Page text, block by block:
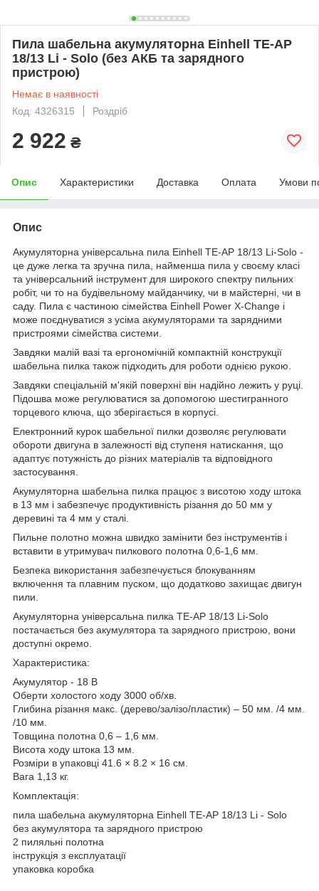
Пила шабельна акумуляторна Einhell TE-AP
18/13 Li - Solo (без АКБ та зарядного
пристрою)
Немає в наявності
Код: 4326315
Роздріб
2 922 ₴
Опис Характеристики Доставка Оплата Умови
Опис
Акумуляторна універсальна пила Einhell TE-AP 18/13 Li-Solo -
це дуже легка та зручна пила, найменша пила у своєму класі
та універсальний інструмент для широкого спектру пильних
робіт, чи то на будівельному майданчику, чи в майстерні, чи в
саду. Пила є частиною сімейства Einhell Power X-Change і
може поєднуватися з усіма акумуляторами та зарядними
пристроями сімейства системи.
Завдяки малій вазі та ергономічній компактній конструкції
шабельна пилка також підходить для роботи однією рукою.
Завдяки спеціальній м'якій поверхні він надійно лежить у руці.
Підошва може регулюватися за допомогою шестигранного
торцевого ключа, що зберігається в корпусі.
Електронний курок шабельної пилки дозволяє регулювати
обороти двигуна в залежності від ступеня натискання, що
адаптує потужність до різних матеріалів та відповідного
застосування.
Акумуляторна шабельна пилка працює з висотою ходу штока
в 13 мм і забезпечує продуктивність різання до 50 мм у
деревині та 4 мм у сталі.
Пильне полотно можна швидко замінити без інструментів і
вставити в утримувач пилкового полотна 0,6-1,6 мм.
Безпека використання забезпечується блокуванням
включення та плавним пуском, що додатково захищає двигун
пили.
Акумуляторна універсальна пилка TE-AP 18/13 Li-Solo
постачається без акумулятора та зарядного пристрою, вони
доступні окремо.
Характеристика:
Акумулятор - 18 В
Оберти холостого ходу 3000 об/хв.
Глибина різання макс. (дерево/залізо/пластик) – 50 мм. /4 мм.
/10 мм.
Товщина полотна 0,6 – 1,6 мм.
Висота ходу штока 13 мм.
Розміри в упаковці 41.6 × 8.2 × 16 см.
Вага 1,13 кг.
Комплектація:
пила шабельна акумуляторна Einhell TE-AP 18/13 Li - Solo
без акумулятора та зарядного пристрою
2 пиляльні полотна
інструкція з експлуатації
упаковка коробка